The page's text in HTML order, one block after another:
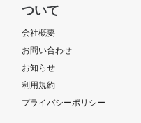
ついて
会社概要
お問い合わせ
お知らせ
利用規約
プライバシーポリシー